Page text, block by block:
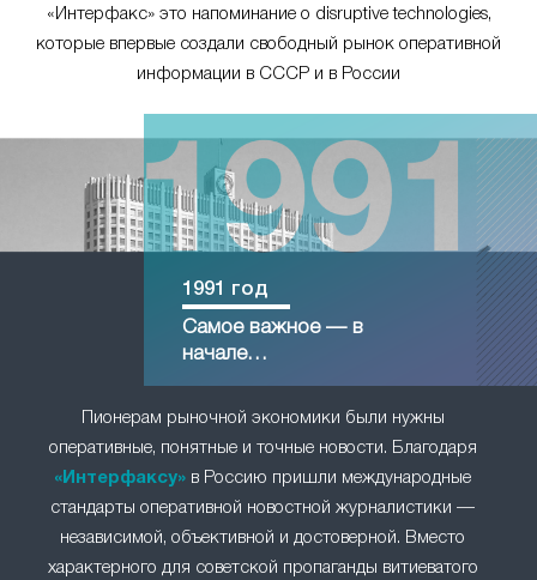
«Интерфакс» это напоминание о disruptive technologies,
которые впервые создали свободный рынок оперативной
информации в СССР и в России
Пионерам рыночной экономики были нужны
оперативные, понятные и точные новости. Благодаря
«Интерфаксу» в Россию пришли международные
стандарты оперативной новостной журналистики —
независимой, объективной и достоверной. Вместо
характерного для советской пропаганды витиеватого
1991 год
Самое важное — в
начале…